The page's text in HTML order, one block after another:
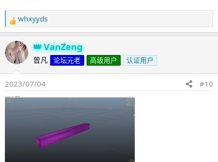
反
馈
：
whxyyds
VanZeng
曾凡 论坛元老 高级用户 认证用户
2023/07/04 #10